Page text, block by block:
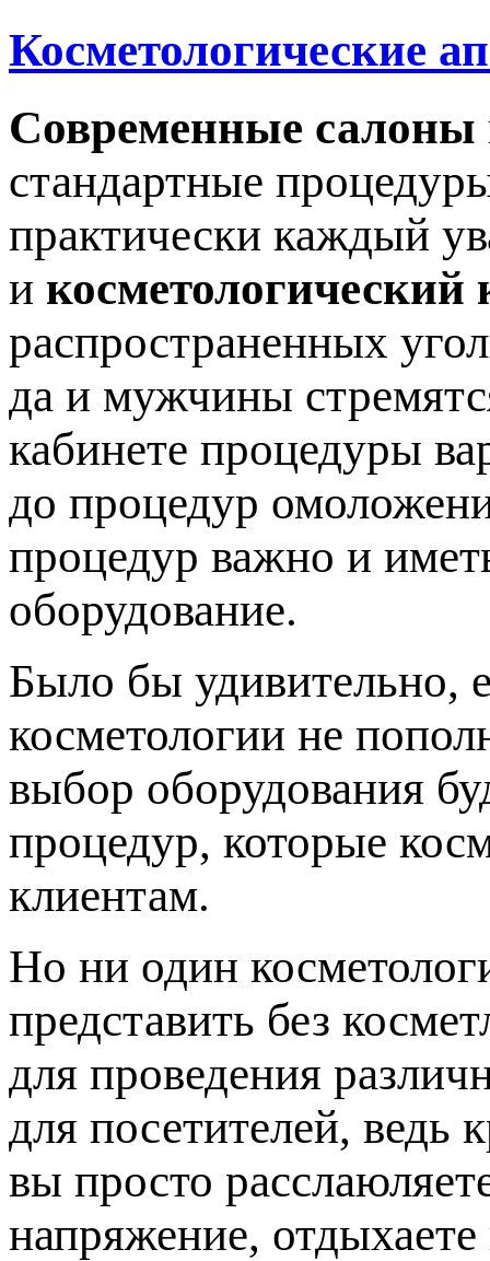
Косметологические
Современные салоны
стандартные
практически каждый
и косметологический
распространенных
да и мужчины
кабинете процедуры
до процедур
процедур важно и
оборудование.
Было бы удивительно,
косметологии не
выбор оборудования
процедур, которые
клиентам.
Но ни один
представить без
для проведения
для посетителей, ведь
вы просто
напряжение,